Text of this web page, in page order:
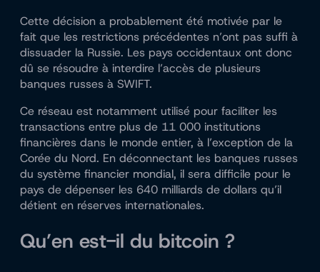
Cette décision a probablement été motivée par le
fait que les restrictions précédentes n’ont pas suffi à
dissuader la Russie. Les pays occidentaux ont donc
dû se résoudre à interdire l’accès de plusieurs
banques russes à SWIFT.
Ce réseau est notamment utilisé pour faciliter les
transactions entre plus de 11 000 institutions
financières dans le monde entier, à l’exception de la
Corée du Nord. En déconnectant les banques russes
du système financier mondial, il sera difficile pour le
pays de dépenser les 640 milliards de dollars qu’il
détient en réserves internationales.
Qu’en est-il du bitcoin ?